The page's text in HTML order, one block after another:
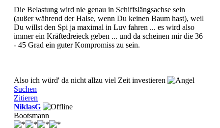
Die Belastung wird nie genau in Schiffslängsachse sein
(außer während der Halse, wenn Du keinen Baum hast), weil
Du willst den Spi ja maximal in Luv fahren ... es wird also
immer ein Kräftedreieck geben ... und da scheinen mir die 36
- 45 Grad ein guter Kompromiss zu sein.
Also ich würd' da nicht allzu viel Zeit investieren
Suchen
Zitieren
NiklasG
Bootsmann